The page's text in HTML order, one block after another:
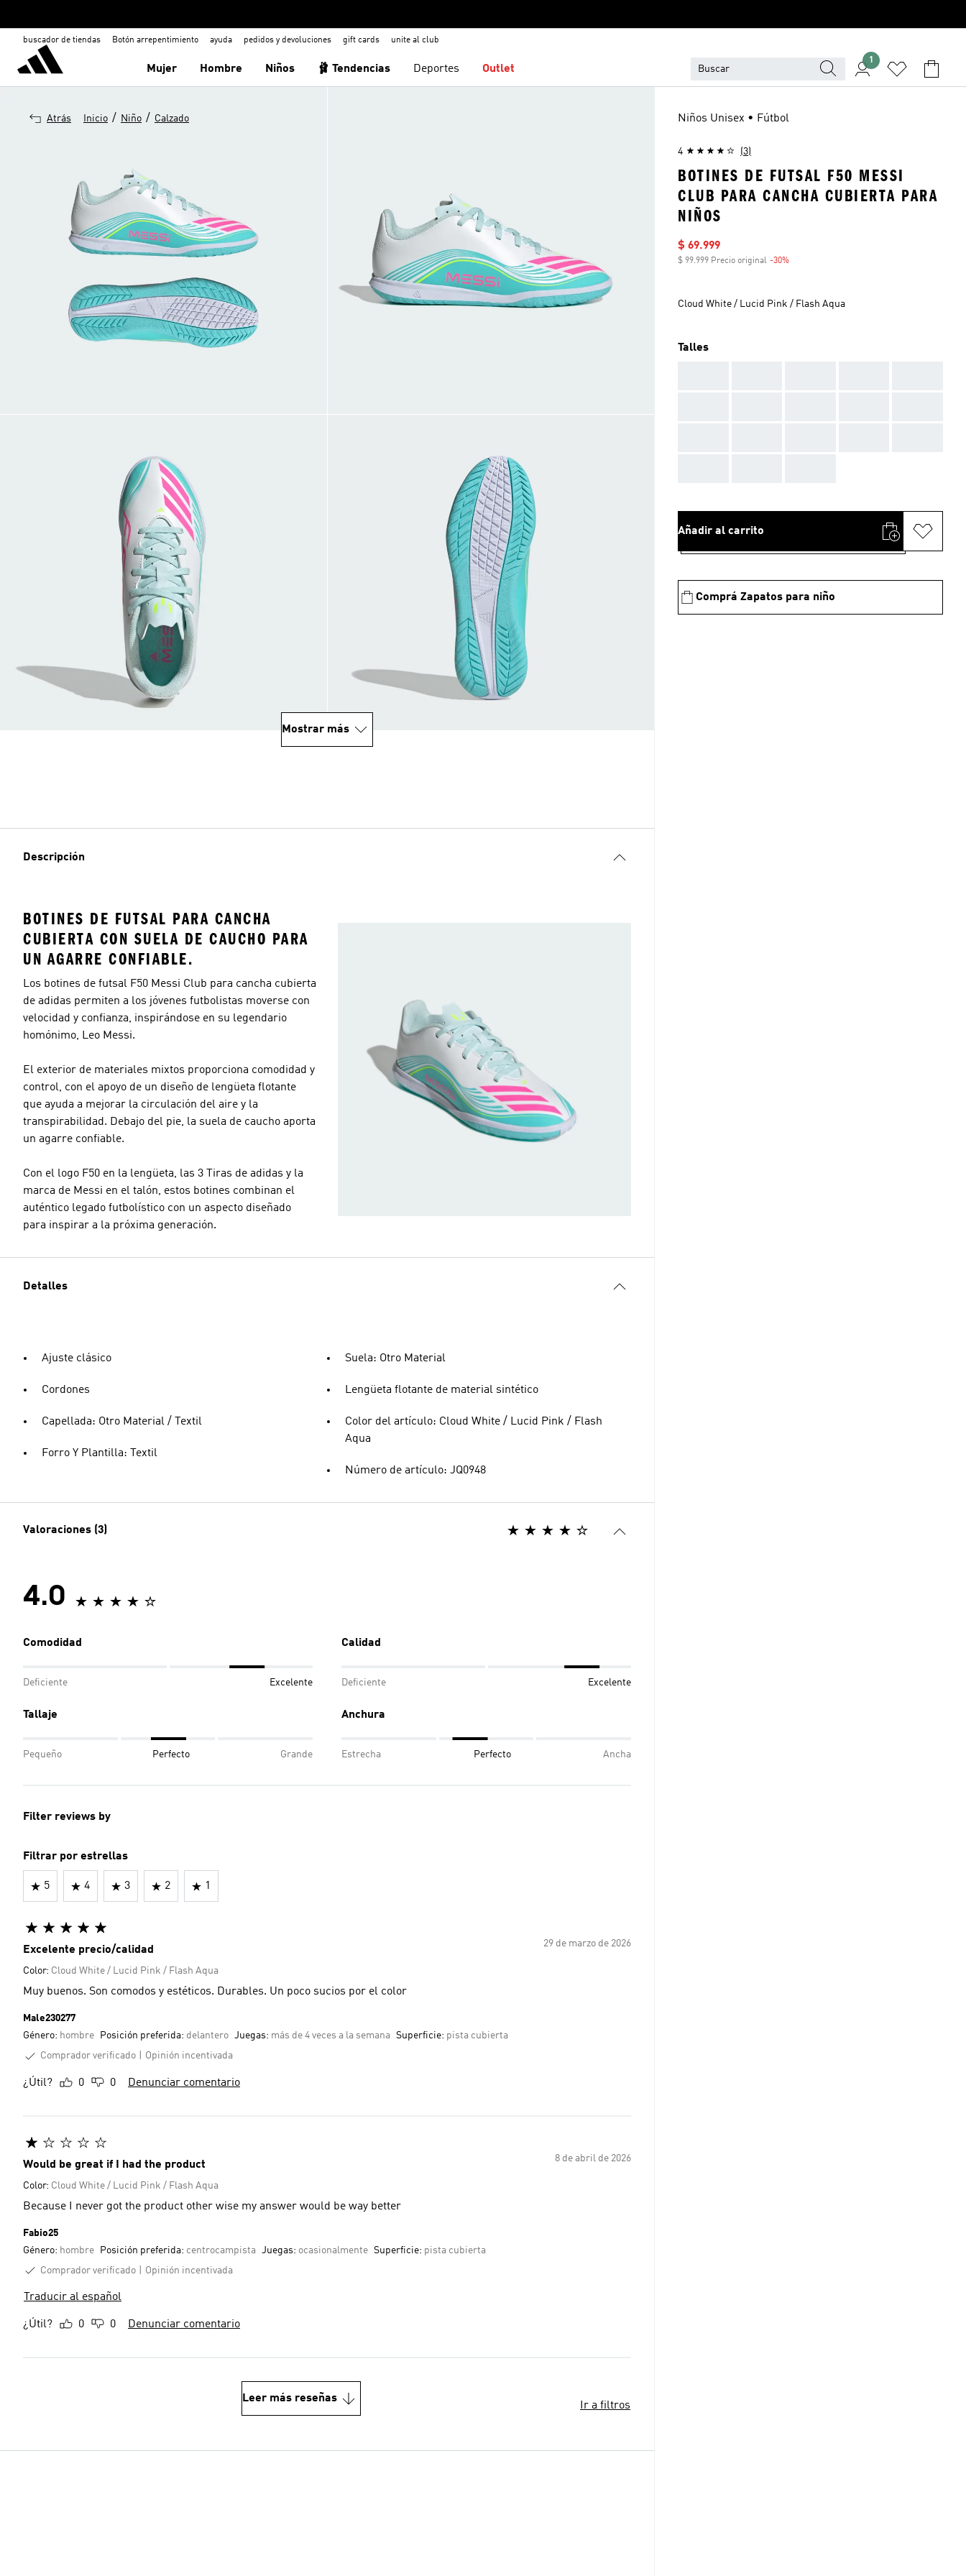
buscador de tiendas Botón arrepentimiento ayuda pedidos y devoluciones gift cards unite al club
Mujer Hombre Niños 🩰 Tendencias Deportes Outlet
1
Atrás Inicio / Niño / Calzado
Mostrar más
Descripción
BOTINES DE FUTSAL PARA CANCHA
CUBIERTA CON SUELA DE CAUCHO PARA
UN AGARRE CONFIABLE.
Los botines de futsal F50 Messi Club para cancha cubierta
de adidas permiten a los jóvenes futbolistas moverse con
velocidad y confianza, inspirándose en su legendario
homónimo, Leo Messi.
El exterior de materiales mixtos proporciona comodidad y
control, con el apoyo de un diseño de lengüeta flotante
que ayuda a mejorar la circulación del aire y la
transpirabilidad. Debajo del pie, la suela de caucho aporta
un agarre confiable.
Con el logo F50 en la lengüeta, las 3 Tiras de adidas y la
marca de Messi en el talón, estos botines combinan el
auténtico legado futbolístico con un aspecto diseñado
para inspirar a la próxima generación.
Detalles
Ajuste clásico
Cordones
Capellada: Otro Material / Textil
Forro Y Plantilla: Textil
Suela: Otro Material
Lengüeta flotante de material sintético
Color del artículo: Cloud White / Lucid Pink / Flash
Aqua
Número de artículo: JQ0948
Valoraciones (3)
4.0
Comodidad
Deficiente Excelente
Calidad
Deficiente Excelente
Tallaje
Pequeño Perfecto Grande
Anchura
Estrecha Perfecto Ancha
Filter reviews by
Filtrar por estrellas
5 4 3 2 1
29 de marzo de 2026
Excelente precio/calidad
Color: Cloud White / Lucid Pink / Flash Aqua
Muy buenos. Son comodos y estéticos. Durables. Un poco sucios por el color
Male230277
Género: hombre Posición preferida: delantero Juegas: más de 4 veces a la semana Superficie: pista cubierta
Comprador verificado
Opinión incentivada
¿Útil? 0 0 Denunciar comentario
8 de abril de 2026
Would be great if I had the product
Color: Cloud White / Lucid Pink / Flash Aqua
Because I never got the product other wise my answer would be way better
Fabio25
Género: hombre Posición preferida: centrocampista Juegas: ocasionalmente Superficie: pista cubierta
Comprador verificado
Opinión incentivada
Traducir al español
¿Útil? 0 0 Denunciar comentario
Leer más reseñas
Ir a filtros
Niños Unisex • Fútbol
4 (3)
BOTINES DE FUTSAL F50 MESSI
CLUB PARA CANCHA CUBIERTA PARA
NIÑOS
Precio de venta
$ 69.999
$ 99.999 Precio original -30%
Cloud White / Lucid Pink / Flash Aqua
Talles
Añadir al carrito
Comprá Zapatos para niño